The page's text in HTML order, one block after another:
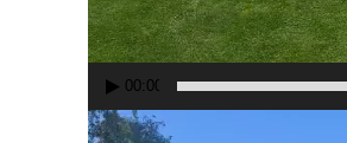
00:00
Lecteur